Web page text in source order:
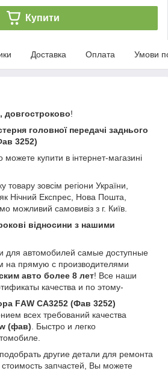
Купити
Доставка Оплата Умови
довгостроково!
головної передачі заднього
3252)
можете купити в інтернет-магазині
зовсім регіони України,
Нічний Експрес, Нова Пошта,
можливий самовивіз з г. Київ.
відносини з нашими
для автомобилей самые доступные
на прямую с производителями
авто более 8 лет! Все наши
качества и по этому-
FАW CA3252 (Фав 3252)
всех требований качества
(фав) . Быстро и легко
другие детали для ремонта
стоимость запчастей, Вы можете